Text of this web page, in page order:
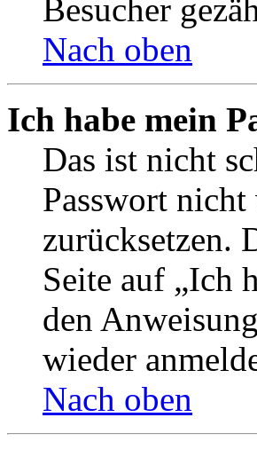
Besucher
Nach oben
Ich habe mein
Das ist nicht
Passwort
zurücksetzen.
Seite auf „Ich
den
wieder
Nach oben